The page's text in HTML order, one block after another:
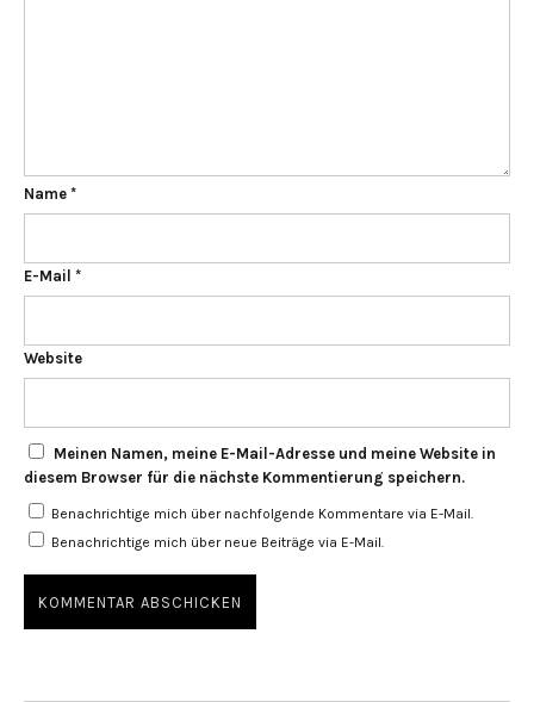
Name *
E-Mail *
Website
Meinen Namen, meine E-Mail-Adresse und meine Website in
diesem Browser für die nächste Kommentierung speichern.
Benachrichtige mich über nachfolgende Kommentare via E-Mail.
Benachrichtige mich über neue Beiträge via E-Mail.